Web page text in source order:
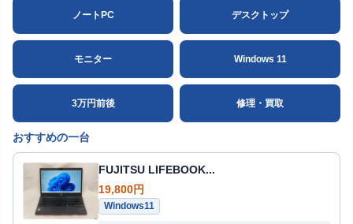
ノートPC デスクトップ
モニター Windows 11
3万円前後 修理・買取
おすすめの一台
FUJITSU LIFEBOOK...
19,800円
Windows11